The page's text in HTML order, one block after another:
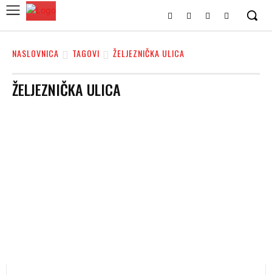
NASLOVNICA TAGOVI ŽELJEZNIČKA ULICA
ŽELJEZNIČKA ULICA